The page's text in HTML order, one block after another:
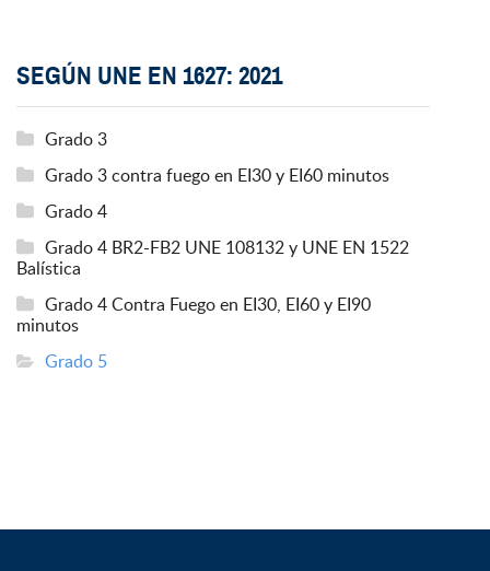
SEGÚN UNE EN 1627: 2021
Grado 3
Grado 3 contra fuego en EI30 y EI60 minutos
Grado 4
Grado 4 BR2-FB2 UNE 108132 y UNE EN 1522
Balística
Grado 4 Contra Fuego en EI30, EI60 y EI90
minutos
Grado 5